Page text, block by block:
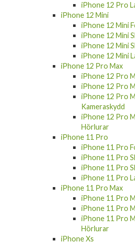
iPhone 12 Pro
iPhone 12 Mini
iPhone 12 Mini
iPhone 12 Mini
iPhone 12 Mini
iPhone 12 Mini
iPhone 12 Pro Max
iPhone 12 Pro
iPhone 12 Pro
iPhone 12 Pro
Kameraskydd
iPhone 12 Pro
Hörlurar
iPhone 11 Pro
iPhone 11 Pro
iPhone 11 Pro
iPhone 11 Pro
iPhone 11 Pro
iPhone 11 Pro Max
iPhone 11 Pro
iPhone 11 Pro
iPhone 11 Pro
Hörlurar
iPhone Xs